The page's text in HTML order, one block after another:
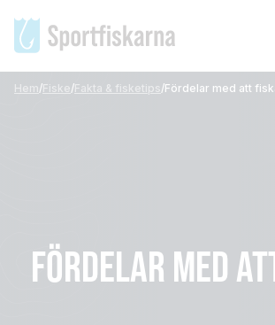
Hem/Fiske/Fakta & fisketips/Fördelar med att
FÖRDELAR MED